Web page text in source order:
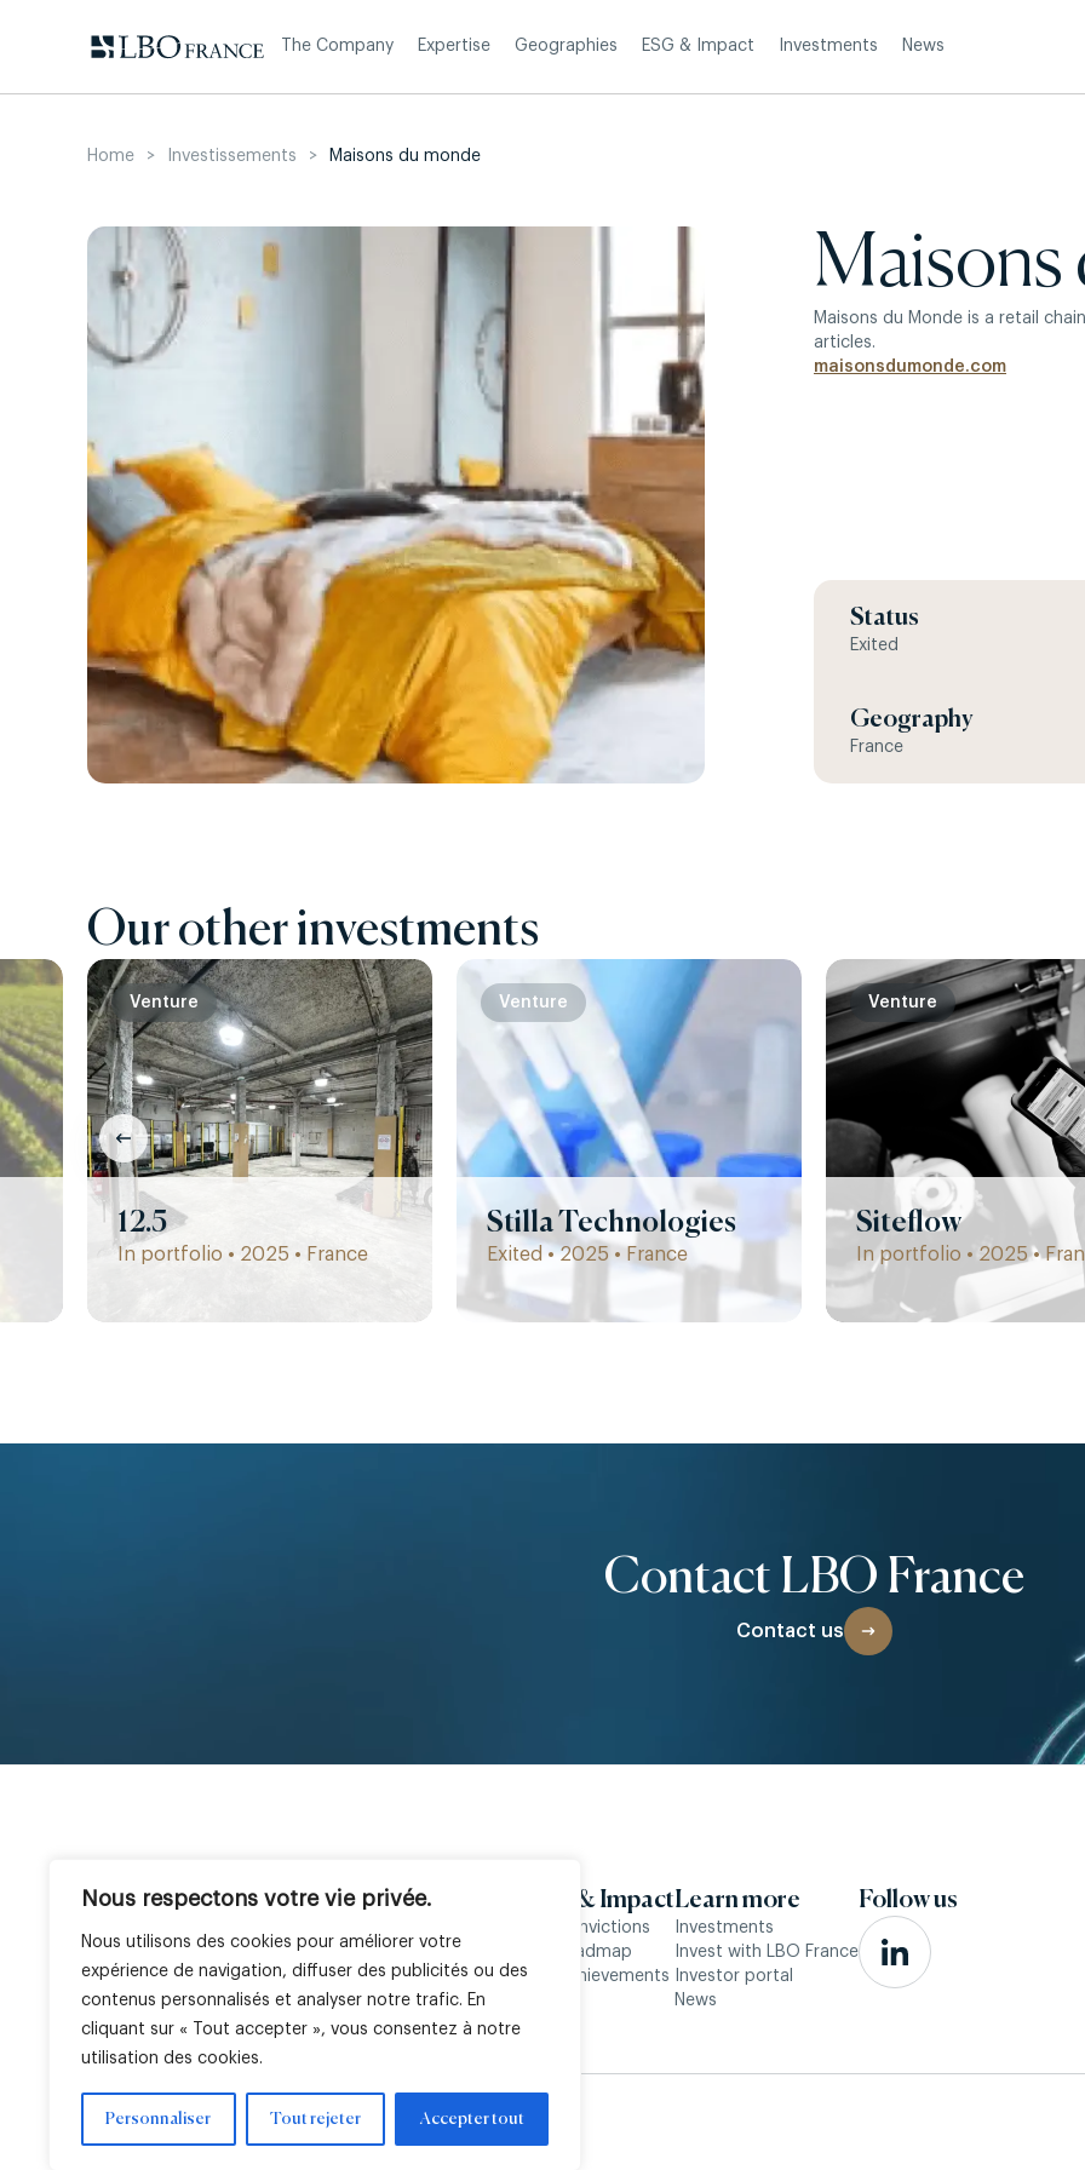
Nous respectons votre vie privée.
Nous utilisons des cookies pour améliorer votre
expérience de navigation, diffuser des publicités ou des
contenus personnalisés et analyser notre trafic. En
cliquant sur « Tout accepter », vous consentez à notre
utilisation des cookies.
Personnaliser Tout rejeter Accepter tout
The Company Expertise Geographies ESG & Impact Investments News
Home > Investissements > Maisons du monde
Maisons
Maisons du Monde is a retail
articles.
maisonsdumonde.com
Status
Exited
Geography
France
Our other investments
Venture
12.5
In portfolio • 2025 • France
Venture
Stilla Technologies
Exited • 2025 • France
Venture
Siteflow
In portfolio • 2025 •
Contact LBO France
Contact us
The Company
Team
Expertise
Venture
Real Estate
Public Equity
Geographies
Italy
Africa
ESG & Impact
Our convictions
Our roadmap
Our achievements
Learn more
Investments
Invest with LBO France
Investor portal
News
Follow us
Legal noticeCookie settingsRegulatory information